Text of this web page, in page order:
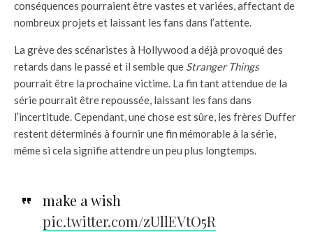
conséquences pourraient être vastes et variées, affectant de
nombreux projets et laissant les fans dans l’attente.
La grève des scénaristes à Hollywood a déjà provoqué des
retards dans le passé et il semble que Stranger Things
pourrait être la prochaine victime. La fin tant attendue de la
série pourrait être repoussée, laissant les fans dans
l’incertitude. Cependant, une chose est sûre, les frères Duffer
restent déterminés à fournir une fin mémorable à la série,
même si cela signifie attendre un peu plus longtemps.
make a wish
pic.twitter.com/zUllEVtO5R